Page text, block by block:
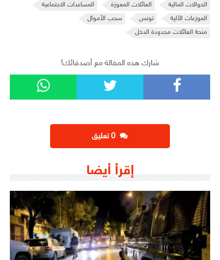
الحوالات المالية
العائلات المعوزة
المساعدات الاجتماعية
الموزعات الآلية
تونس
سحب الأموال
منحة العائلات محدودة الدخل
شارك هذه المقالة مع أصدقائك!
إقرأ أيضا